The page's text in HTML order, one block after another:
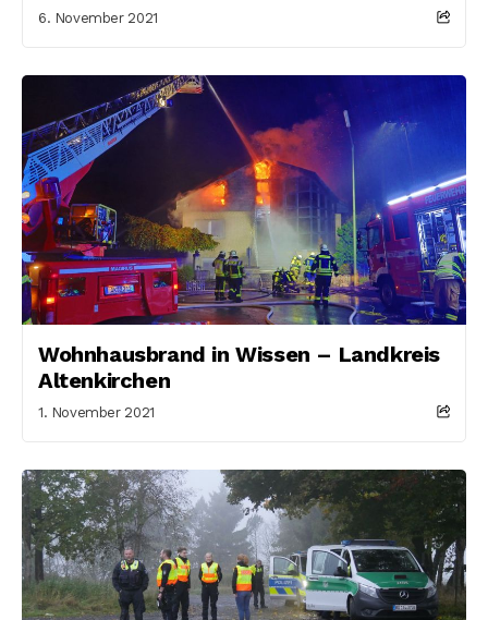
6. November 2021
Wohnhausbrand in Wissen – Landkreis
Altenkirchen
1. November 2021